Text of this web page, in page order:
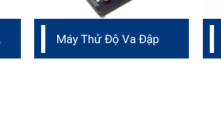
Máy Thử Độ Va Đập